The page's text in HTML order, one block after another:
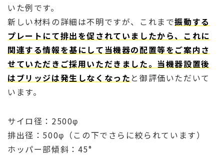
いた例です。
新しい材料の詳細は不明ですが、これまで振動する
プレートにて排出を促されていましたから、これに
関連する情報を基にして当機器の配置等をご案内さ
せていただきご採用いただきました。当機器設置後
はブリッジは発生しなくなった と御評価いただいて
います。
サイロ径：2500φ
排出径：500φ（この下でさらに絞られています）
ホッパー部傾斜：45°